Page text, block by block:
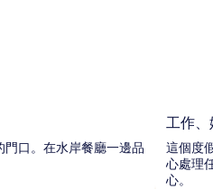
口。在水岸餐廳一邊品
工作
這個度
心處理
心。